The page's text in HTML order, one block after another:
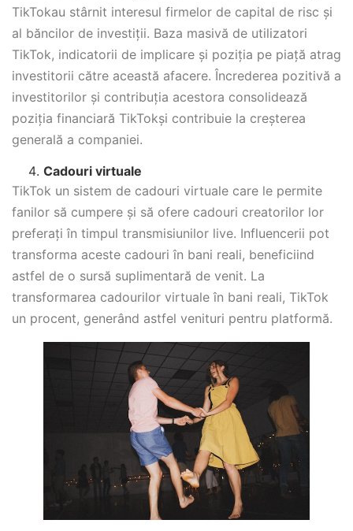
TikTokau stârnit interesul firmelor de capital de risc și
al băncilor de investiții. Baza masivă de utilizatori
TikTok, indicatorii de implicare și poziția pe piață atrag
investitorii către această afacere. Încrederea pozitivă a
investitorilor și contribuția acestora consolidează
poziția financiară TikTokși contribuie la creșterea
generală a companiei.
Cadouri virtuale
TikTok un sistem de cadouri virtuale care le permite
fanilor să cumpere și să ofere cadouri creatorilor lor
preferați în timpul transmisiunilor live. Influencerii pot
transforma aceste cadouri în bani reali, beneficiind
astfel de o sursă suplimentară de venit. La
transformarea cadourilor virtuale în bani reali, TikTok
un procent, generând astfel venituri pentru platformă.